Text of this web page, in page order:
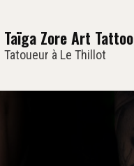
Taïga Zore Art Tattoo
Tatoueur à Le Thillot